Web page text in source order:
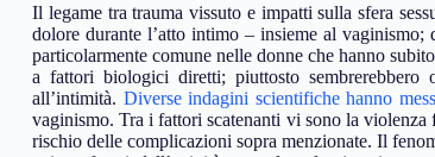
Il legame tra trauma vissuto e impatti sulla sfera
dolore durante l’atto intimo – insieme al vaginismo;
particolarmente comune nelle donne che hanno
a fattori biologici diretti; piuttosto sembrerebbero
all’intimità. Diverse indagini scientifiche hanno
vaginismo. Tra i fattori scatenanti vi sono la
rischio delle complicazioni sopra menzionate. Il